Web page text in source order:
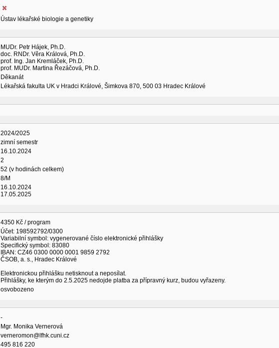
Ústav lékařské biologie a genetiky
MUDr. Petr Hájek, Ph.D.
doc. RNDr. Věra Králová, Ph.D.
prof. Ing. Jan Kremláček, Ph.D.
prof. MUDr. Martina Řezáčová, Ph.D.
Děkanát
Lékařská fakulta UK v Hradci Králové, Šimkova 870, 500 03 Hradec Králové
2024/2025
zimní semestr
16.10.2024
2
52 (v hodinách celkem)
8/M
16.10.2024
17.05.2025
4350 Kč / program
Účet: 198592792/0300
Variabilní symbol: vygenerované číslo elektronické přihlášky
Specifický symbol: 83080
IBAN: CZ46 0300 0000 0001 9859 2792
ČSOB, a. s., Hradec Králové
Elektronickou přihlášku netisknout a neposílat.
Přihlášky, ke kterým do 2.5.2025 nedojde platba za přípravný kurz, budou vyřazeny.
osvobozeno
-
Mgr. Monika Vernerová
verneromon@lfhk.cuni.cz
495 816 220